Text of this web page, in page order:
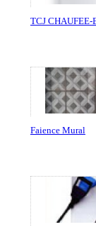
TCJ CHAUFEE-
Faience Mural